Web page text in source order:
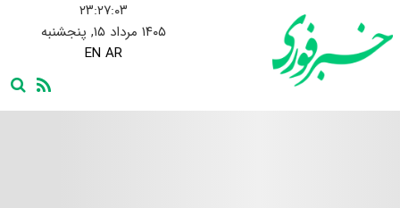
۲۳:۲۷:۰۳
۱۴۰۵ مرداد ۱۵, پنجشنبه
EN AR